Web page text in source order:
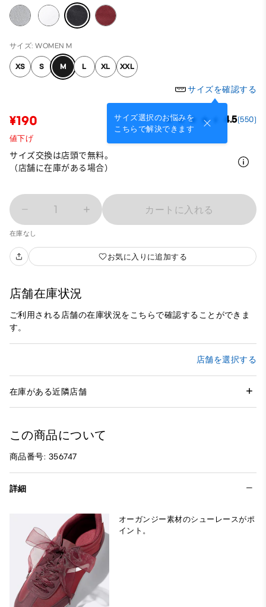
サイズ: WOMEN M
XS S M L XL XXL
サイズを確認する
サイズ選択のお悩みを
こちらで解決できます
¥190 4.5(550)
値下げ
サイズ交換は店頭で無料。
（店舗に在庫がある場合）
1 カートに入れる
在庫なし
お気に入りに追加する
店舗在庫状況
ご利用される店舗の在庫状況をこちらで確認することができま
す。
店舗を選択する
在庫がある近隣店舗
この商品について
商品番号: 356747
詳細
オーガンジー素材のシューレースがポ
イント。